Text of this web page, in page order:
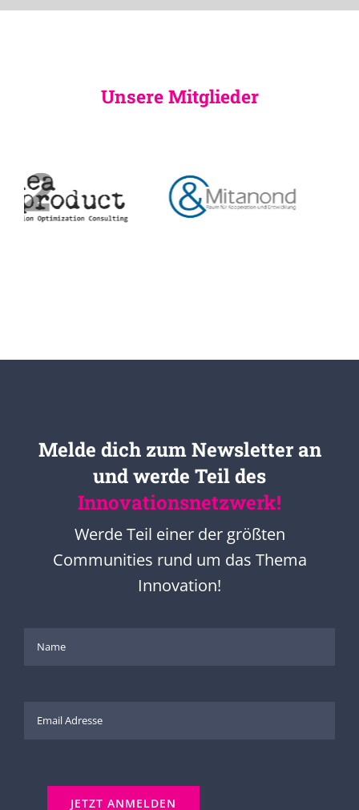
Unsere Mitglieder
Melde dich zum Newsletter an
und werde Teil des
Innovationsnetzwerk!
Werde Teil einer der größten
Communities rund um das Thema
Innovation!